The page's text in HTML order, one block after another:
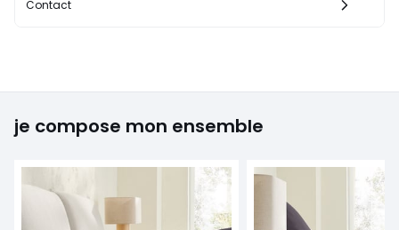
Contact
je compose mon ensemble